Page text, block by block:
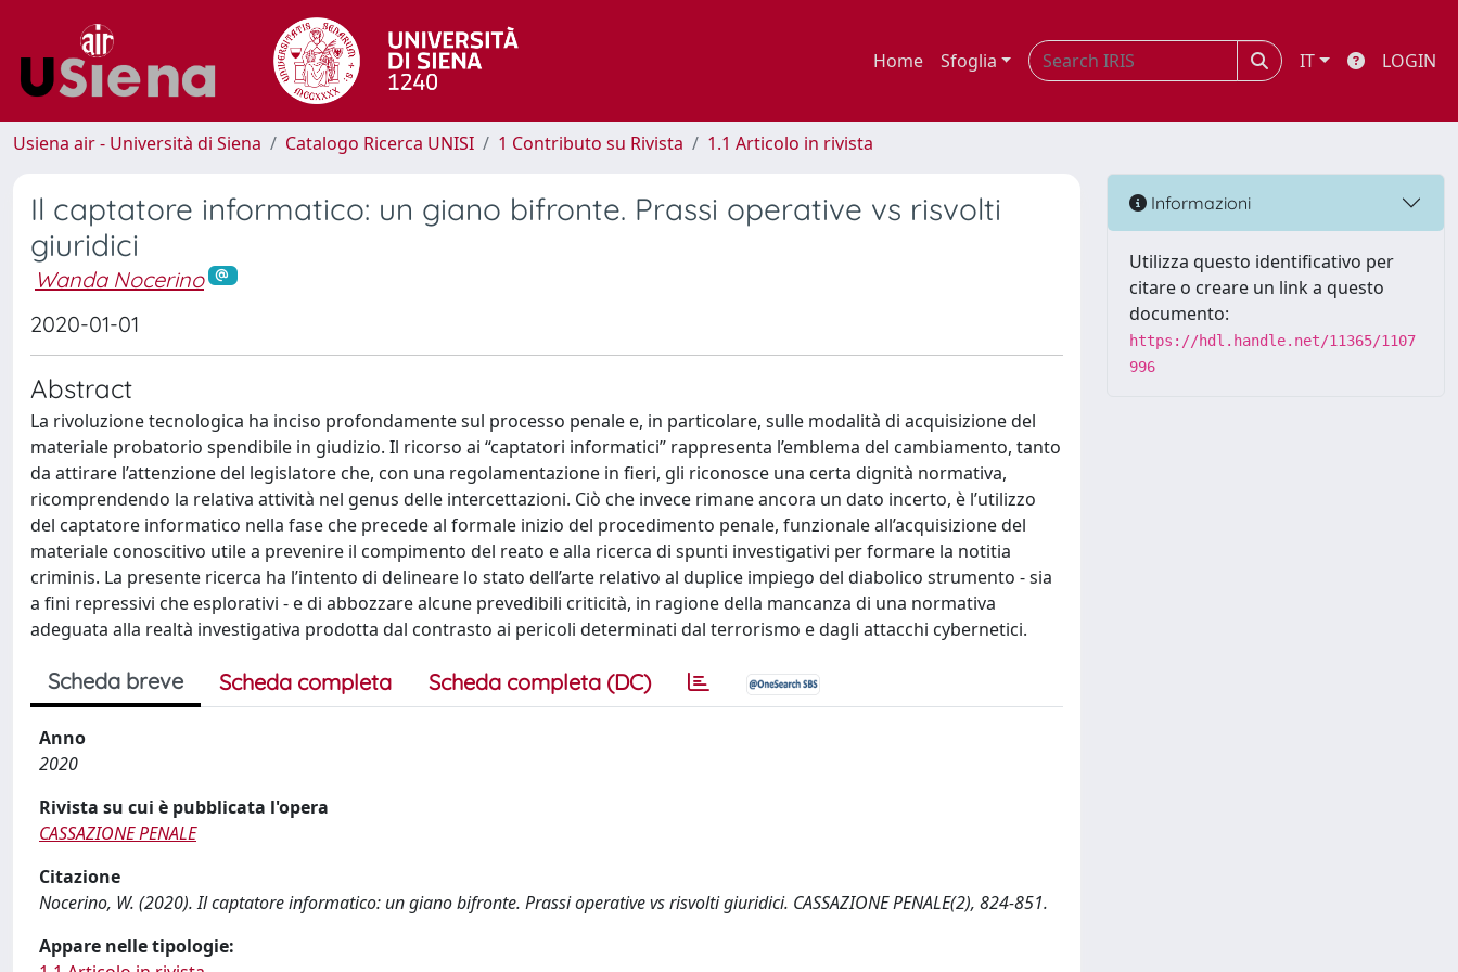
Home Sfoglia IT LOGIN
Usiena air - Università di Siena Catalogo Ricerca UNISI 1 Contributo su Rivista 1.1 Articolo in rivista
Il captatore informatico: un giano bifronte. Prassi operative vs risvolti
giuridici
Wanda Nocerino
2020-01-01
Abstract
La rivoluzione tecnologica ha inciso profondamente sul processo penale e, in particolare, sulle modalità di acquisizione del
materiale probatorio spendibile in giudizio. Il ricorso ai “captatori informatici” rappresenta l’emblema del cambiamento, tanto
da attirare l’attenzione del legislatore che, con una regolamentazione in fieri, gli riconosce una certa dignità normativa,
ricomprendendo la relativa attività nel genus delle intercettazioni. Ciò che invece rimane ancora un dato incerto, è l’utilizzo
del captatore informatico nella fase che precede al formale inizio del procedimento penale, funzionale all’acquisizione del
materiale conoscitivo utile a prevenire il compimento del reato e alla ricerca di spunti investigativi per formare la notitia
criminis. La presente ricerca ha l’intento di delineare lo stato dell’arte relativo al duplice impiego del diabolico strumento - sia
a fini repressivi che esplorativi - e di abbozzare alcune prevedibili criticità, in ragione della mancanza di una normativa
adeguata alla realtà investigativa prodotta dal contrasto ai pericoli determinati dal terrorismo e dagli attacchi cybernetici.
Scheda breve Scheda completa Scheda completa (DC)
Anno
2020
Rivista su cui è pubblicata l'opera
CASSAZIONE PENALE
Citazione
Nocerino, W. (2020). Il captatore informatico: un giano bifronte. Prassi operative vs risvolti giuridici. CASSAZIONE PENALE(2), 824-851.
Appare nelle tipologie:
Informazioni
Utilizza questo identificativo per
citare o creare un link a questo
documento:
https://hdl.handle.net/11365/1107
996